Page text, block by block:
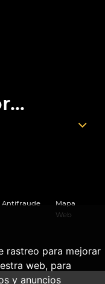
rastreo para mejorar
web, para
y anuncios
Antifraude
Mapa
Web